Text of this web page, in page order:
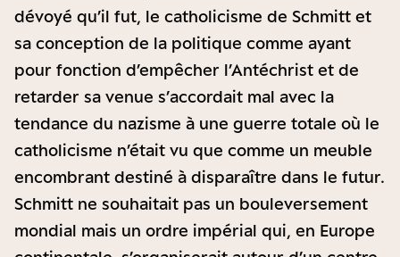
dévoyé qu’il fut, le catholicisme de Schmitt et
sa conception de la politique comme ayant
pour fonction d’empêcher l’Antéchrist et de
retarder sa venue s’accordait mal avec la
tendance du nazisme à une guerre totale où le
catholicisme n’était vu que comme un meuble
encombrant destiné à disparaître dans le futur.
Schmitt ne souhaitait pas un bouleversement
mondial mais un ordre impérial qui, en Europe